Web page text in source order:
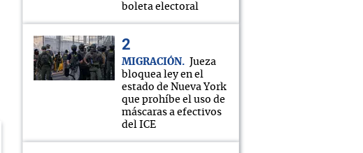
boleta electoral
MIGRACIÓN
Jueza
bloquea ley en el
estado de Nueva York
que prohíbe el uso de
máscaras a efectivos
del ICE